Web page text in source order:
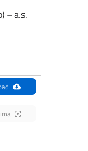
– a.s.